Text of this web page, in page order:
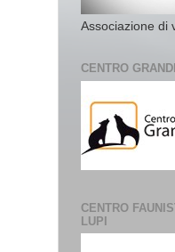
Associazione di
CENTRO
CENTRO
LUPI